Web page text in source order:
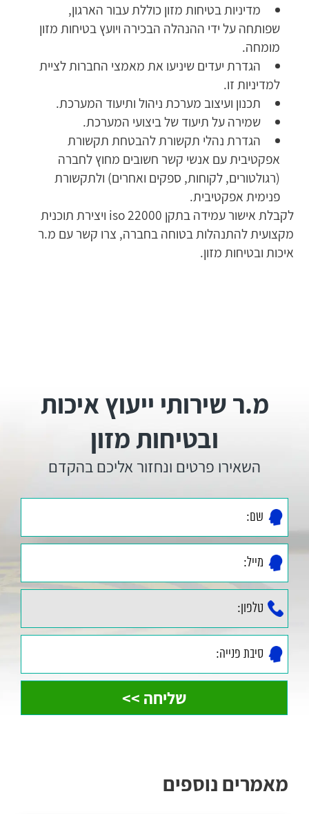
מדיניות בטיחות מזון כוללת עבור הארגון,
שפותחה על ידי ההנהלה הבכירה ויועץ בטיחות מזון
מומחה.
הגדרת יעדים שיניעו את מאמצי החברות לציית
למדיניות זו.
תכנון ועיצוב מערכת ניהול ותיעוד המערכת.
שמירה על תיעוד של ביצועי המערכת.
הגדרת נהלי תקשורת להבטחת תקשורת
אפקטיבית עם אנשי קשר חשובים מחוץ לחברה
(רגולטורים, לקוחות, ספקים ואחרים) ולתקשורת
פנימית אפקטיבית.
לקבלת אישור עמידה בתקן iso 22000 ויצירת תוכנית
מקצועית להתנהלות בטוחה בחברה, צרו קשר עם מ.ר
איכות ובטיחות מזון.
מ.ר שירותי ייעוץ איכות
ובטיחות מזון
השאירו פרטים ונחזור אליכם בהקדם
מאמרים נוספים